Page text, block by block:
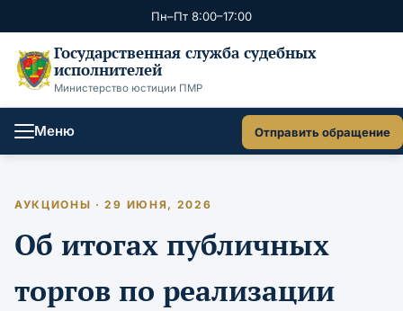
Пн–Пт 8:00–17:00
Государственная служба судебных
исполнителей
Министерство юстиции ПМР
Меню Отправить обращение
АУКЦИОНЫ · 29 ИЮНЯ, 2026
Об итогах публичных
торгов по реализации